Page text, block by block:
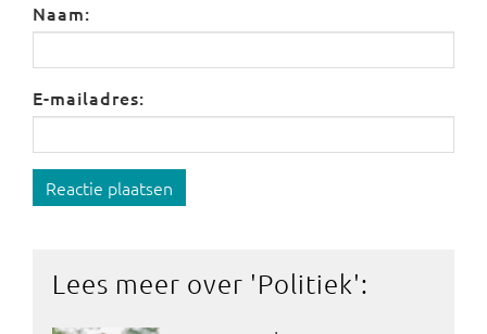
Naam:
E-mailadres:
Reactie plaatsen
Lees meer over 'Politiek':